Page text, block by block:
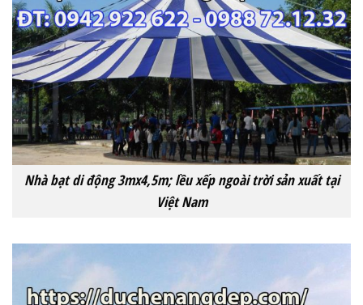
Nhà bạt di động 3mx4,5m; lều xếp ngoài trời sản xuất tại
Việt Nam